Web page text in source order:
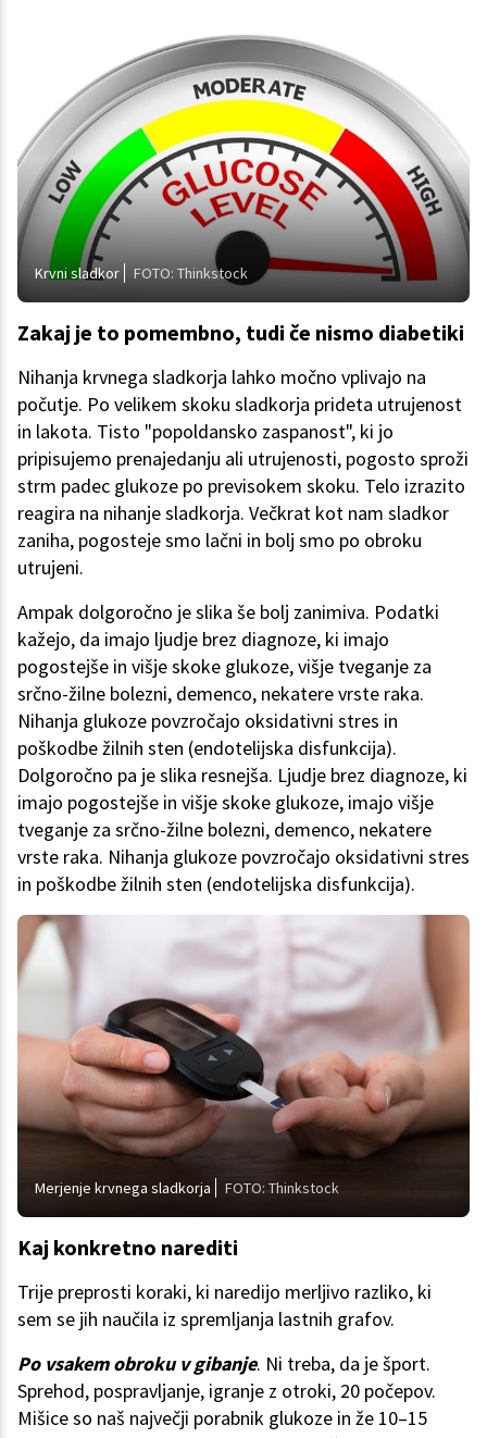
Krvni sladkor FOTO: Thinkstock
Zakaj je to pomembno, tudi če nismo diabetiki
Nihanja krvnega sladkorja lahko močno vplivajo na
počutje. Po velikem skoku sladkorja prideta utrujenost
in lakota. Tisto "popoldansko zaspanost", ki jo
pripisujemo prenajedanju ali utrujenosti, pogosto sproži
strm padec glukoze po previsokem skoku. Telo izrazito
reagira na nihanje sladkorja. Večkrat kot nam sladkor
zaniha, pogosteje smo lačni in bolj smo po obroku
utrujeni.
Ampak dolgoročno je slika še bolj zanimiva. Podatki
kažejo, da imajo ljudje brez diagnoze, ki imajo
pogostejše in višje skoke glukoze, višje tveganje za
srčno-žilne bolezni, demenco, nekatere vrste raka.
Nihanja glukoze povzročajo oksidativni stres in
poškodbe žilnih sten (endotelijska disfunkcija).
Dolgoročno pa je slika resnejša. Ljudje brez diagnoze, ki
imajo pogostejše in višje skoke glukoze, imajo višje
tveganje za srčno-žilne bolezni, demenco, nekatere
vrste raka. Nihanja glukoze povzročajo oksidativni stres
in poškodbe žilnih sten (endotelijska disfunkcija).
Merjenje krvnega sladkorja FOTO: Thinkstock
Kaj konkretno narediti
Trije preprosti koraki, ki naredijo merljivo razliko, ki
sem se jih naučila iz spremljanja lastnih grafov.
Po vsakem obroku v gibanje. Ni treba, da je šport.
Sprehod, pospravljanje, igranje z otroki, 20 počepov.
Mišice so naš največji porabnik glukoze in že 10–15